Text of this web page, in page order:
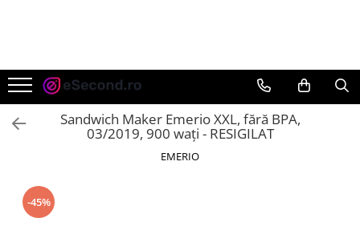
Auto Moto
Accesorii Auto
Anvelope & Jante
Electronice Auto
Intretinere & Cosmetica auto
Sandwich Maker Emerio XXL, fără BPA,
03/2019, 900 wați - RESIGILAT
EMERIO
-45%